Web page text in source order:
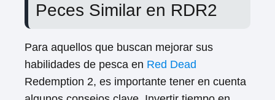
Peces Similar en RDR2
Para aquellos que buscan mejorar sus
habilidades de pesca en Red Dead
Redemption 2, es importante tener en cuenta